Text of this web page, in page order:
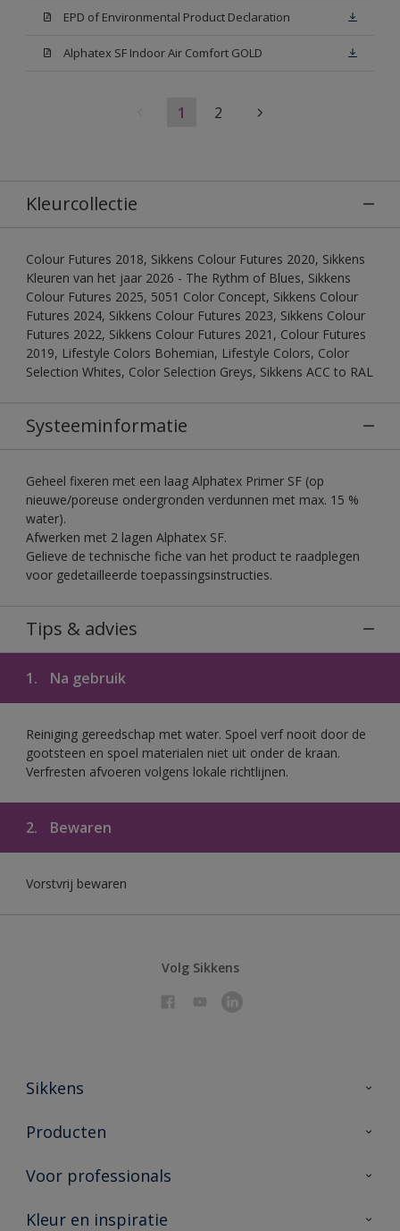
EPD of Environmental Product Declaration
Alphatex SF Indoor Air Comfort GOLD
1 2
Kleurcollectie
Colour Futures 2018, Sikkens Colour Futures 2020, Sikkens
Kleuren van het jaar 2026 - The Rythm of Blues, Sikkens
Colour Futures 2025, 5051 Color Concept, Sikkens Colour
Futures 2024, Sikkens Colour Futures 2023, Sikkens Colour
Futures 2022, Sikkens Colour Futures 2021, Colour Futures
2019, Lifestyle Colors Bohemian, Lifestyle Colors, Color
Selection Whites, Color Selection Greys, Sikkens ACC to RAL
Systeeminformatie
Geheel fixeren met een laag Alphatex Primer SF (op
nieuwe/poreuse ondergronden verdunnen met max. 15 %
water).
Afwerken met 2 lagen Alphatex SF.
Gelieve de technische fiche van het product te raadplegen
voor gedetailleerde toepassingsinstructies.
Tips & advies
1. Na gebruik
Reiniging gereedschap met water. Spoel verf nooit door de
gootsteen en spoel materialen niet uit onder de kraan.
Verfresten afvoeren volgens lokale richtlijnen.
2. Bewaren
Vorstvrij bewaren
Volg Sikkens
Sikkens
Over Sikkens
Duurzaamheid
Producten
Producten voor binnen
Vind je verkooppunt
Voor professionals
Sikkens Partners 🔗
Kleur en inspiratie